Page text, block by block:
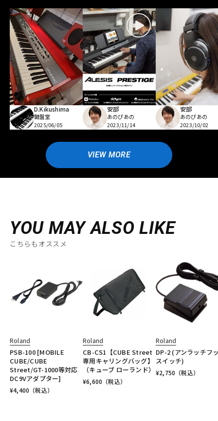
D.Kikushima
鍵盤堂
2025/06/05
安部
あのぴあの
2023/11/14
安部
あのぴあの
2023/10/02
VIEW MORE
YOU MAY ALSO LIKE
こちらもオススメ
Roland
PSB-100 [MOBILE
CUBE/CUBE
Street/GT-1000等対応
DC9Vアダプター]
¥4,400 （税込）
Roland
CB-CS1【CUBE Street
専用キャリングバッグ】
（キューブ ローランド）
¥6,600 （税込）
Roland
DP-2 (アンラッチフ
スイッチ)
¥2,750 （税込）